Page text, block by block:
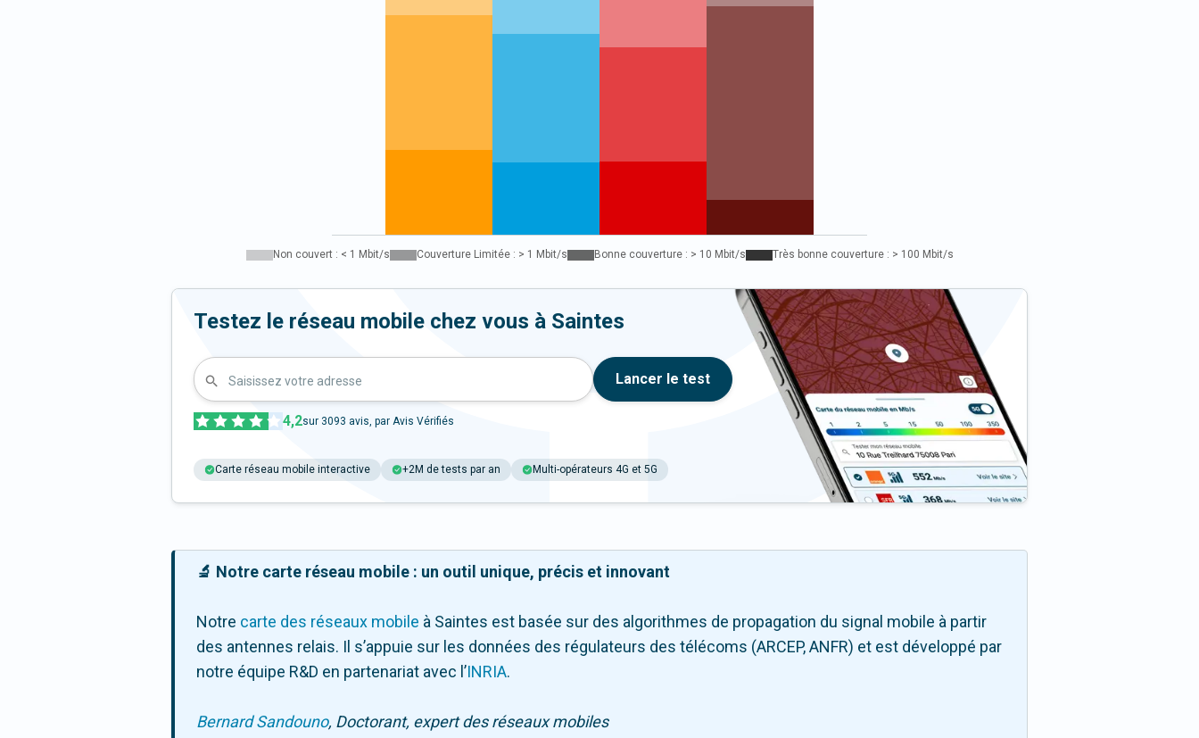
Non couvert : < 1 Mbit/s Couverture Limitée : > 1 Mbit/s Bonne couverture : > 10 Mbit/s Très bonne couverture : > 100 Mbit/s
Testez le réseau mobile chez vous à Saintes
Saisissez votre adresse Lancer le test
4,2sur 3093 avis, par Avis Vérifiés
Carte réseau mobile interactive +2M de tests par an Multi-opérateurs 4G et 5G
🔬 Notre carte réseau mobile : un outil unique, précis et innovant
Notre carte des réseaux mobile à Saintes est basée sur des algorithmes de propagation du signal mobile à partir
des antennes relais. Il s’appuie sur les données des régulateurs des télécoms (ARCEP, ANFR) et est développé par
notre équipe R&D en partenariat avec l ’INRIA.
Bernard Sandouno, Doctorant, expert des réseaux mobiles